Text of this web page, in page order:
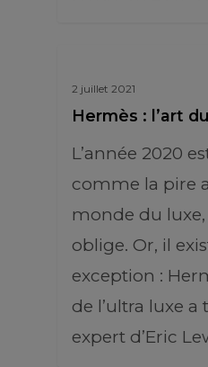
2 juillet 2021
Hermès : l’art
L’année 2020
comme la pire
monde du luxe,
oblige. Or, il
exception :
de l’ultra luxe a
expert d’Eric